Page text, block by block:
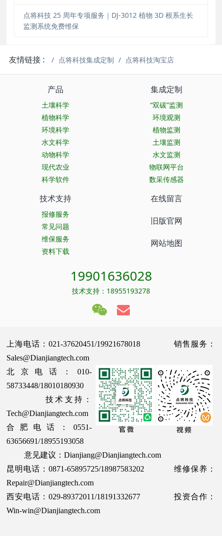
点将科技 25 周年专项服务｜DJ-3012 植物 3D 根系生长
监测系统免费维保
友情链接 : 点将科技集成定制 点将科技淘宝店
产品
土壤科学
植物科学
环境科学
水文科学
动物科学
现代农业
科学软件
集成定制
“双碳”监测
环境观测
植物监测
土壤监测
水文监测
物联网平台
数采传感器
技术支持
报修服务
常见问题
维保服务
资料下载
在线留言
旧版官网
网站地图
19901636028
技术支持：18955193278
上海电话：021-37620451/19921678018 销售服务：
Sales@Dianjiangtech.com
北京电话：010-
58733448/18010180930
技术支持：
Tech@Dianjiangtech.com
合肥电话：0551-
63656691/18955193058
意见建议：Dianjiang@Dianjiangtech.com
昆明电话：0871-65895725/18987583202 维修保养：
Repair@Dianjiangtech.com
西安电话：029-89372011/18191332677 投资合作：
Win-win@Dianjiangtech.com